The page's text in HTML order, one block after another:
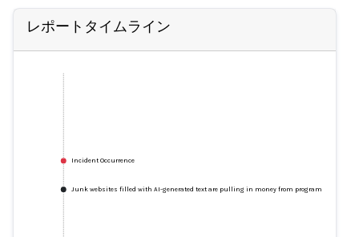
レポートタイムライン
Incident Occurrence
Junk websites filled with AI-generated text are pulling in money from programmatic ads